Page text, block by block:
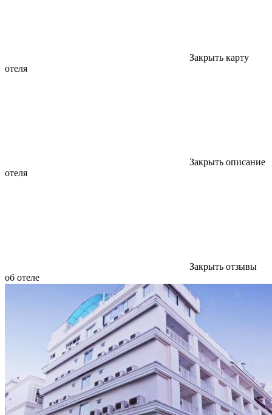
Закрыть карту
отеля
Закрыть описание
отеля
Закрыть отзывы
об отеле